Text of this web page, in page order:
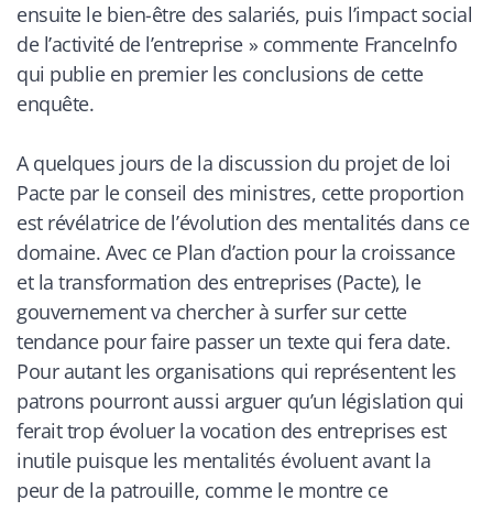
ensuite le bien-être des salariés, puis l’impact social
de l’activité de l’entreprise» commente FranceInfo
qui publie en premier les conclusions de cette
enquête.
A quelques jours de la discussion du projet de loi
Pacte par le conseil des ministres, cette proportion
est révélatrice de l’évolution des mentalités dans ce
domaine. Avec ce Plan d’action pour la croissance
et la transformation des entreprises (Pacte), le
gouvernement va chercher à surfer sur cette
tendance pour faire passer un texte qui fera date.
Pour autant les organisations qui représentent les
patrons pourront aussi arguer qu’un législation qui
ferait trop évoluer la vocation des entreprises est
inutile puisque les mentalités évoluent avant la
peur de la patrouille, comme le montre ce